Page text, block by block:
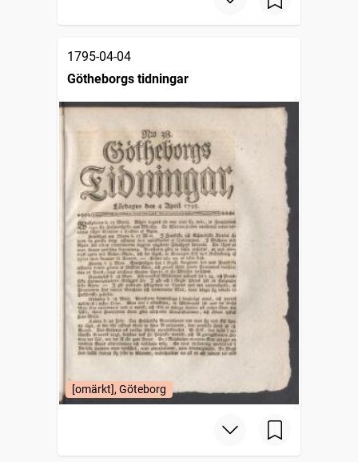
1795-04-04
Götheborgs tidningar
[omärkt], Göteborg